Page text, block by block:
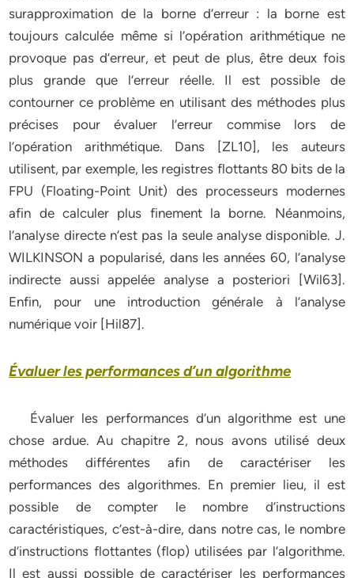
surapproximation de la borne d’erreur : la borne est
toujours calculée même si l’opération arithmétique ne
provoque pas d’erreur, et peut de plus, être deux fois
plus grande que l’erreur réelle. Il est possible de
contourner ce problème en utilisant des méthodes plus
précises pour évaluer l’erreur commise lors de
l’opération arithmétique. Dans [ZL10], les auteurs
utilisent, par exemple, les registres flottants 80 bits de la
FPU (Floating-Point Unit) des processeurs modernes
afin de calculer plus finement la borne. Néanmoins,
l’analyse directe n’est pas la seule analyse disponible. J.
WILKINSON a popularisé, dans les années 60, l’analyse
indirecte aussi appelée analyse a posteriori [Wil63].
Enfin, pour une introduction générale à l’analyse
numérique voir [Hil87].
Évaluer les performances d’un algorithme
Évaluer les performances d’un algorithme est une
chose ardue. Au chapitre 2, nous avons utilisé deux
méthodes différentes afin de caractériser les
performances des algorithmes. En premier lieu, il est
possible de compter le nombre d’instructions
caractéristiques, c’est-à-dire, dans notre cas, le nombre
d’instructions flottantes (flop) utilisées par l’algorithme.
Il est aussi possible de caractériser les performances